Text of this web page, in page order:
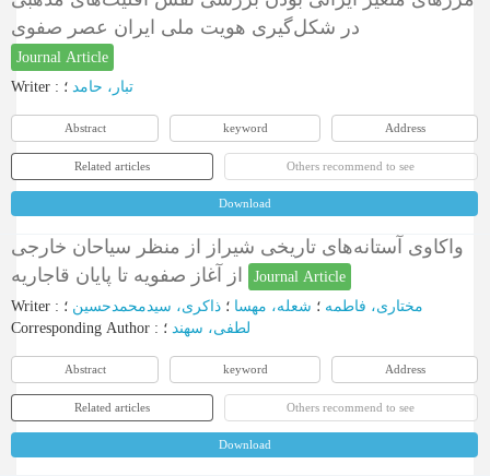
در شکل‌گیری هویت ملی ایران عصر صفوی
Journal Article
Writer : تبار، حامد ؛
Abstract keyword Address
Related articles Others recommend to see
Download
واکاوی آستانه‌های تاریخی شیراز از منظر سیاحان خارجی
Journal Article
Writer : مختاری، فاطمه ؛ شعله، مهسا ؛ ذاکری، سیدمحمدحسین ؛
Corresponding Author : لطفی، سهند ؛
Abstract keyword Address
Related articles Others recommend to see
Download